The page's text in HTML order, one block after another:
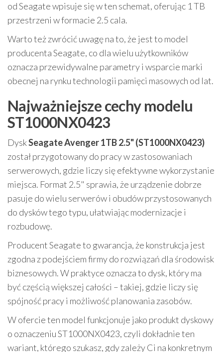
od Seagate wpisuje się w ten schemat, oferując 1 TB
przestrzeni w formacie 2.5 cala.
Warto też zwrócić uwagę na to, że jest to model
producenta Seagate, co dla wielu użytkowników
oznacza przewidywalne parametry i wsparcie marki
obecnej na rynku technologii pamięci masowych od lat.
Najważniejsze cechy modelu
ST1000NX0423
DyskSeagate Avenger 1TB 2.5" (ST1000NX0423)
został przygotowany do pracy w zastosowaniach
serwerowych, gdzie liczy się efektywne wykorzystanie
miejsca. Format 2.5" sprawia, że urządzenie dobrze
pasuje do wielu serwerów i obudów przystosowanych
do dysków tego typu, ułatwiając modernizacje i
rozbudowę.
Producent Seagate to gwarancja, że konstrukcja jest
zgodna z podejściem firmy do rozwiązań dla środowisk
biznesowych. W praktyce oznacza to dysk, który ma
być częścią większej całości – takiej, gdzie liczy się
spójność pracy i możliwość planowania zasobów.
W ofercie ten model funkcjonuje jako produkt dyskowy
o oznaczeniu ST1000NX0423, czyli dokładnie ten
wariant, którego szukasz, gdy zależy Ci na konkretnym